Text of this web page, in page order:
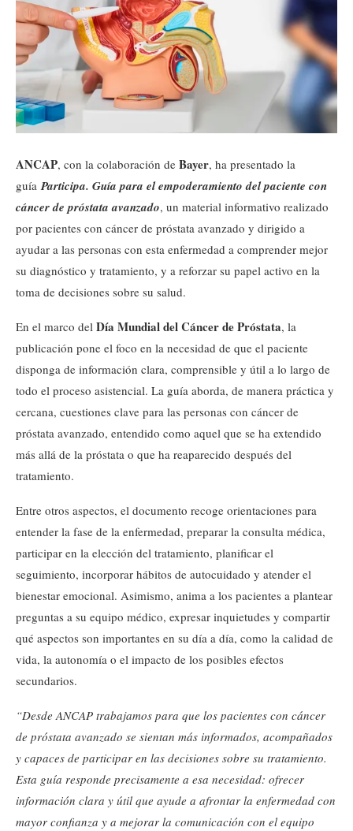
ANCAP, con la colaboración de Bayer, ha presentado la
guía Participa. Guía para el empoderamiento del paciente con
cáncer de próstata avanzado, un material informativo realizado
por pacientes con cáncer de próstata avanzado y dirigido a
ayudar a las personas con esta enfermedad a comprender mejor
su diagnóstico y tratamiento, y a reforzar su papel activo en la
toma de decisiones sobre su salud.
En el marco del Día Mundial del Cáncer de Próstata, la
publicación pone el foco en la necesidad de que el paciente
disponga de información clara, comprensible y útil a lo largo de
todo el proceso asistencial. La guía aborda, de manera práctica y
cercana, cuestiones clave para las personas con cáncer de
próstata avanzado, entendido como aquel que se ha extendido
más allá de la próstata o que ha reaparecido después del
tratamiento.
Entre otros aspectos, el documento recoge orientaciones para
entender la fase de la enfermedad, preparar la consulta médica,
participar en la elección del tratamiento, planificar el
seguimiento, incorporar hábitos de autocuidado y atender el
bienestar emocional. Asimismo, anima a los pacientes a plantear
preguntas a su equipo médico, expresar inquietudes y compartir
qué aspectos son importantes en su día a día, como la calidad de
vida, la autonomía o el impacto de los posibles efectos
secundarios.
“Desde ANCAP trabajamos para que los pacientes con cáncer
de próstata avanzado se sientan más informados, acompañados
y capaces de participar en las decisiones sobre su tratamiento.
Esta guía responde precisamente a esa necesidad: ofrecer
información clara y útil que ayude a afrontar la enfermedad con
mayor confianza y a mejorar la comunicación con el equipo